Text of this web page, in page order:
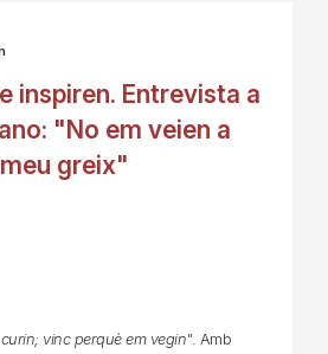
inspiren. Entrevista a
"No em veien a
greix"
vinc perquè em vegin". Amb